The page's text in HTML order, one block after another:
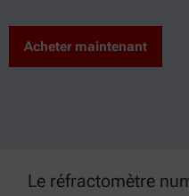
Acheter maintenant
Le réfractomètre